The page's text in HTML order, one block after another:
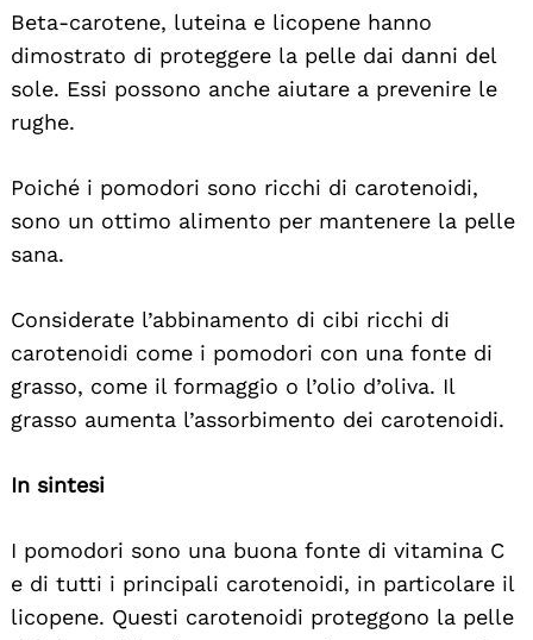
Beta-carotene, luteina e licopene hanno
dimostrato di proteggere la pelle dai danni del
sole. Essi possono anche aiutare a prevenire le
rughe.
Poiché i pomodori sono ricchi di carotenoidi,
sono un ottimo alimento per mantenere la pelle
sana.
Considerate l’abbinamento di cibi ricchi di
carotenoidi come i pomodori con una fonte di
grasso, come il formaggio o l’olio d’oliva. Il
grasso aumenta l’assorbimento dei carotenoidi.
In sintesi
I pomodori sono una buona fonte di vitamina C
e di tutti i principali carotenoidi, in particolare il
licopene. Questi carotenoidi proteggono la pelle